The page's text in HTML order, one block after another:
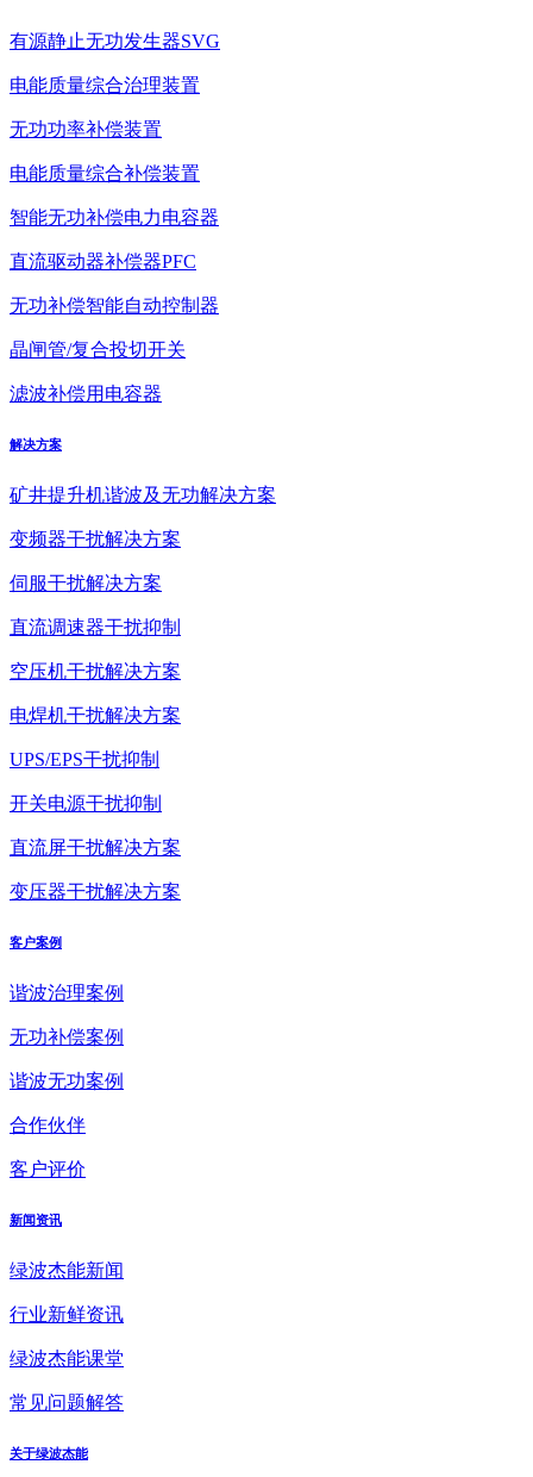
有源静止无功发生器SVG
电能质量综合治理装置
无功功率补偿装置
电能质量综合补偿装置
智能无功补偿电力电容器
直流驱动器补偿器PFC
无功补偿智能自动控制器
晶闸管/复合投切开关
滤波补偿用电容器
解决方案
矿井提升机谐波及无功解决方案
变频器干扰解决方案
伺服干扰解决方案
直流调速器干扰抑制
空压机干扰解决方案
电焊机干扰解决方案
UPS/EPS干扰抑制
开关电源干扰抑制
直流屏干扰解决方案
变压器干扰解决方案
客户案例
谐波治理案例
无功补偿案例
谐波无功案例
合作伙伴
客户评价
新闻资讯
绿波杰能新闻
行业新鲜资讯
绿波杰能课堂
常见问题解答
关于绿波杰能